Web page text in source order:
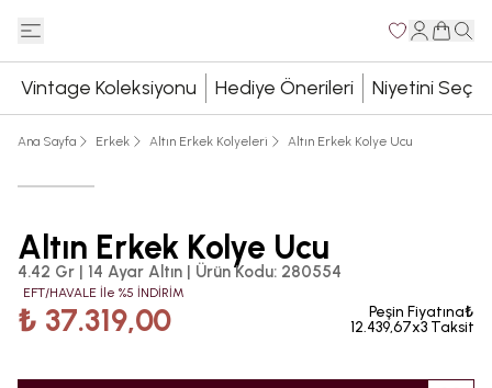
Vintage Koleksiyonu Hediye Önerileri Niyetini Seç
Ana Sayfa Erkek Altın Erkek Kolyeleri Altın Erkek Kolye Ucu
Altın Erkek Kolye Ucu
4.42 Gr | 14 Ayar Altın | Ürün Kodu: 280554
EFT/HAVALE İle %5 İNDİRİM
₺ 37.319,00
Peşin Fiyatına₺
12.439,67x3 Taksit